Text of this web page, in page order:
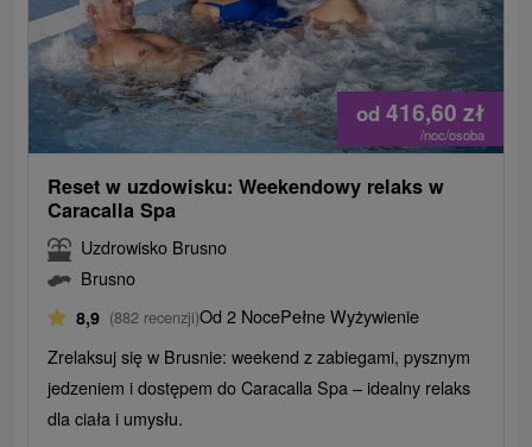
od 416,60 zł
/noc/osoba
Reset w uzdowisku: Weekendowy relaks w
Caracalla Spa
Uzdrowisko Brusno
Brusno
8,9 (882 recenzji)Od 2 NocePełne Wyżywienie
Zrelaksuj się w Brusnie: weekend z zabiegami, pysznym
jedzeniem i dostępem do Caracalla Spa – idealny relaks
dla ciała i umysłu.